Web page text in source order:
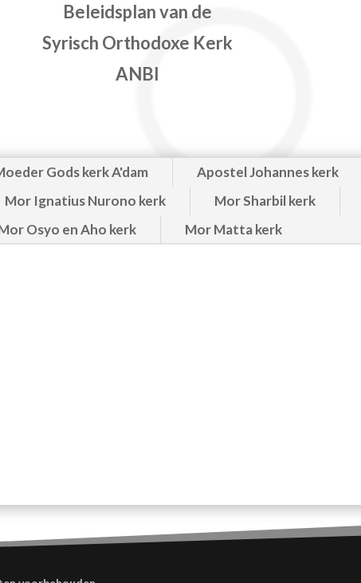
Beleidsplan van de
Syrisch Orthodoxe Kerk
ANBI
Gods kerk A'dam Apostel Johannes kerk
Mor Ignatius Nurono kerk Mor Sharbil kerk
Osyo en Aho kerk Mor Matta kerk